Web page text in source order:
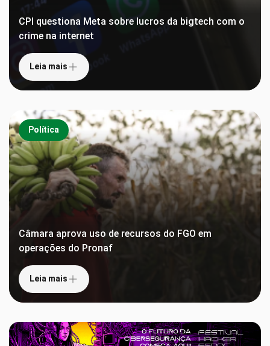
CPI questiona Meta sobre lucros da bigtech com o
crime na internet
Leia mais
Política
Câmara aprova uso de recursos do FGO em
operações do Pronaf
Leia mais